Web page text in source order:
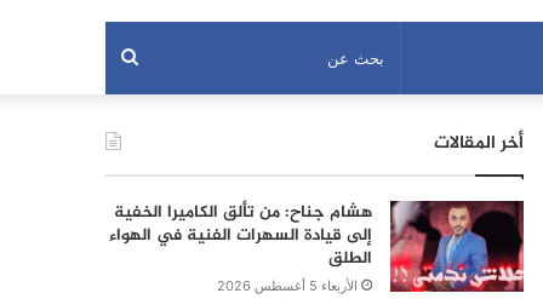
بحث
عن أخر المقالات
هشام جناح: من تألق الكاميرا الخفية
إلى قيادة السهرات الفنية في الهواء
الطلق
الأربعاء 5 أغسطس 2026